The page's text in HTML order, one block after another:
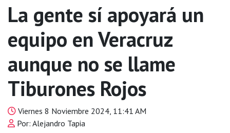
La gente sí apoyará un
equipo en Veracruz
aunque no se llame
Tiburones Rojos
Viernes 8 Noviembre 2024, 11:41 AM
Por: Alejandro Tapia